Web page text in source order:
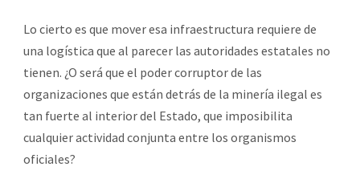
Lo cierto es que mover esa infraestructura requiere de
una logística que al parecer las autoridades estatales no
tienen. ¿O será que el poder corruptor de las
organizaciones que están detrás de la minería ilegal es
tan fuerte al interior del Estado, que imposibilita
cualquier actividad conjunta entre los organismos
oficiales?